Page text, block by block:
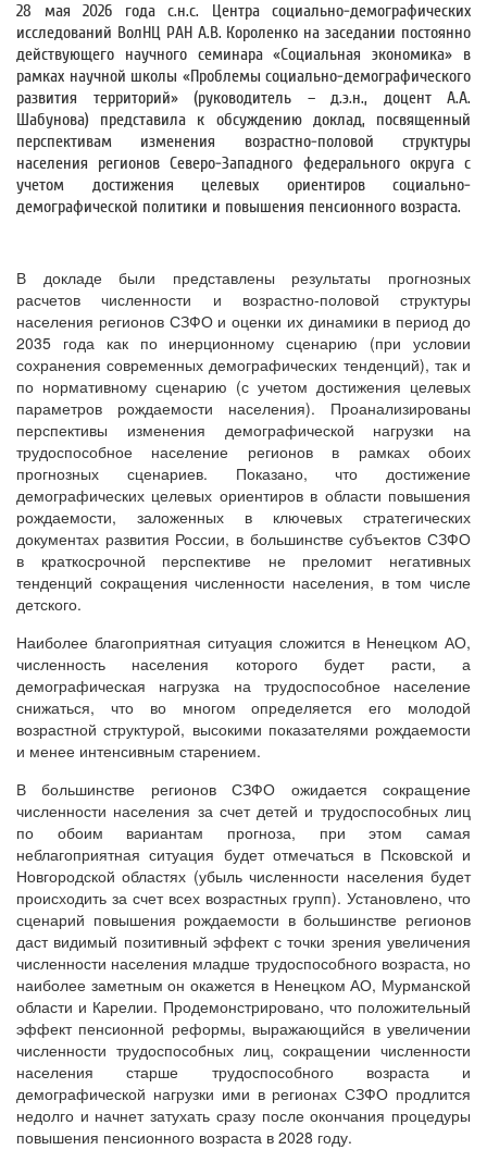
28 мая 2026 года с.н.с. Центра социально-демографических
исследований ВолНЦ РАН А.В. Короленко на заседании постоянно
действующего научного семинара «Социальная экономика» в
рамках научной школы «Проблемы социально-демографического
развития территорий» (руководитель – д.э.н., доцент А.А.
Шабунова) представила к обсуждению доклад, посвященный
перспективам изменения возрастно-половой структуры
населения регионов Северо-Западного федерального округа с
учетом достижения целевых ориентиров социально-
демографической политики и повышения пенсионного возраста.
В докладе были представлены результаты прогнозных
расчетов численности и возрастно-половой структуры
населения регионов СЗФО и оценки их динамики в период до
2035 года как по инерционному сценарию (при условии
сохранения современных демографических тенденций), так и
по нормативному сценарию (с учетом достижения целевых
параметров рождаемости населения). Проанализированы
перспективы изменения демографической нагрузки на
трудоспособное население регионов в рамках обоих
прогнозных сценариев. Показано, что достижение
демографических целевых ориентиров в области повышения
рождаемости, заложенных в ключевых стратегических
документах развития России, в большинстве субъектов СЗФО
в краткосрочной перспективе не преломит негативных
тенденций сокращения численности населения, в том числе
детского.
Наиболее благоприятная ситуация сложится в Ненецком АО,
численность населения которого будет расти, а
демографическая нагрузка на трудоспособное население
снижаться, что во многом определяется его молодой
возрастной структурой, высокими показателями рождаемости
и менее интенсивным старением.
В большинстве регионов СЗФО ожидается сокращение
численности населения за счет детей и трудоспособных лиц
по обоим вариантам прогноза, при этом самая
неблагоприятная ситуация будет отмечаться в Псковской и
Новгородской областях (убыль численности населения будет
происходить за счет всех возрастных групп). Установлено, что
сценарий повышения рождаемости в большинстве регионов
даст видимый позитивный эффект с точки зрения увеличения
численности населения младше трудоспособного возраста, но
наиболее заметным он окажется в Ненецком АО, Мурманской
области и Карелии. Продемонстрировано, что положительный
эффект пенсионной реформы, выражающийся в увеличении
численности трудоспособных лиц, сокращении численности
населения старше трудоспособного возраста и
демографической нагрузки ими в регионах СЗФО продлится
недолго и начнет затухать сразу после окончания процедуры
повышения пенсионного возраста в 2028 году.